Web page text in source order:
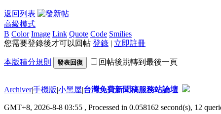
返回列表
高級模式
B Color Image Link Quote Code Smilies
您需要登錄後才可以回帖 登錄 | 立即註冊
本版積分規則 發表回復 回帖後跳轉到最後一頁
Archiver|手機版|小黑屋|台灣免費新聞稿服務站論壇
GMT+8, 2026-8-8 03:55 , Processed in 0.058162 second(s), 12